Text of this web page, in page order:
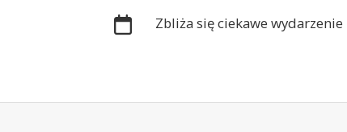
Zbliża się ciekawe